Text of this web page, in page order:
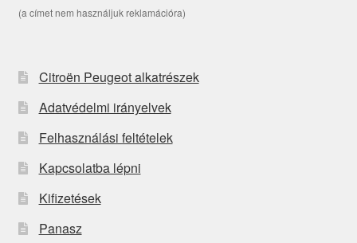
(a címet nem használjuk reklamációra)
Citroën Peugeot alkatrészek
Adatvédelmi irányelvek
Felhasználási feltételek
Kapcsolatba lépni
Kifizetések
Panasz